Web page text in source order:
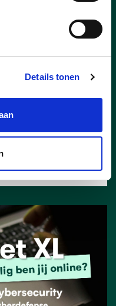
Details tonen
dus kiezen en
deel uit
Ik blijf hen